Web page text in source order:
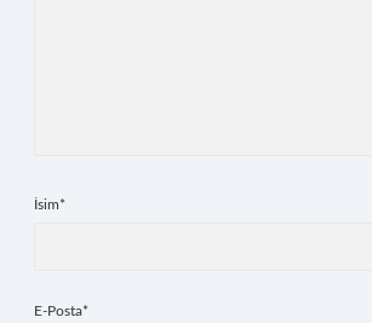
İsim*
E-Posta*